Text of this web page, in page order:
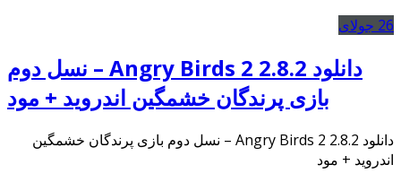
26 جولای
دانلود Angry Birds 2 2.8.2 – نسل دوم
بازی پرندگان خشمگین اندروید + مود
دانلود Angry Birds 2 2.8.2 – نسل دوم بازی پرندگان خشمگین
اندروید + مود